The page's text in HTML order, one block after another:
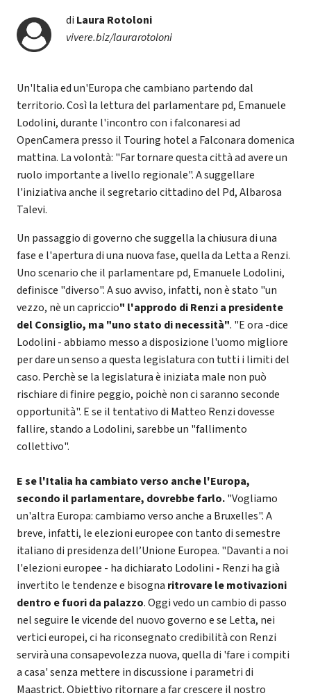
di Laura Rotoloni
vivere.biz/laurarotoloni
Un'Italia ed un'Europa che cambiano partendo dal
territorio. Così la lettura del parlamentare pd, Emanuele
Lodolini, durante l'incontro con i falconaresi ad
OpenCamera presso il Touring hotel a Falconara domenica
mattina. La volontà: "Far tornare questa città ad avere un
ruolo importante a livello regionale". A suggellare
l'iniziativa anche il segretario cittadino del Pd, Albarosa
Talevi.
Un passaggio di governo che suggella la chiusura di una
fase e l'apertura di una nuova fase, quella da Letta a Renzi.
Uno scenario che il parlamentare pd, Emanuele Lodolini,
definisce "diverso". A suo avviso, infatti, non è stato "un
vezzo, nè un capriccio" l'approdo di Renzi a presidente
del Consiglio, ma "uno stato di necessità". "E ora -dice
Lodolini - abbiamo messo a disposizione l'uomo migliore
per dare un senso a questa legislatura con tutti i limiti del
caso. Perchè se la legislatura è iniziata male non può
rischiare di finire peggio, poichè non ci saranno seconde
opportunità". E se il tentativo di Matteo Renzi dovesse
fallire, stando a Lodolini, sarebbe un "fallimento
collettivo".
E se l'Italia ha cambiato verso anche l'Europa,
secondo il parlamentare, dovrebbe farlo."Vogliamo
un'altra Europa: cambiamo verso anche a Bruxelles". A
breve, infatti, le elezioni europee con tanto di semestre
italiano di presidenza dell’Unione Europea. "Davanti a noi
l'elezioni europee - ha dichiarato Lodolini - Renzi ha già
invertito le tendenze e bisogna ritrovare le motivazioni
dentro e fuori da palazzo. Oggi vedo un cambio di passo
nel seguire le vicende del nuovo governo e se Letta, nei
vertici europei, ci ha riconsegnato credibilità con Renzi
servirà una consapevolezza nuova, quella di 'fare i compiti
a casa' senza mettere in discussione i parametri di
Maastrict. Obiettivo ritornare a far crescere il nostro